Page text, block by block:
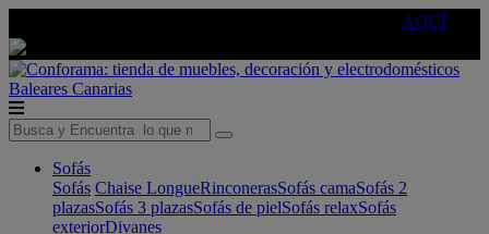
AQUÍ
Baleares Canarias
Sofás
Sofás Chaise LongueRinconerasSofás camaSofás 2
plazasSofás 3 plazasSofás de pielSofás relaxSofás
exteriorDivanes